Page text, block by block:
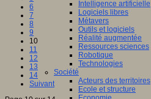
Intelligence artificielle
Logiciels libres
Métavers
Outils et logiciels
Réalité augmentée
Ressources sciences
Robotique
Technologies
Société
Acteurs des territoires
Ecole et structure
6
7
8
9
10
11
12
13
14
Suivant